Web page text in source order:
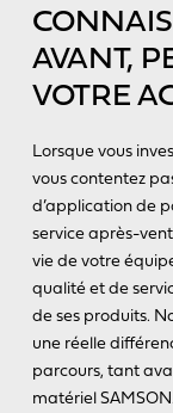
AVANT,
VOTRE
Lorsque vous
vous contentez
d’application de
service après-
vie de votre
qualité et de
de ses produits.
une réelle
parcours, tant
matériel